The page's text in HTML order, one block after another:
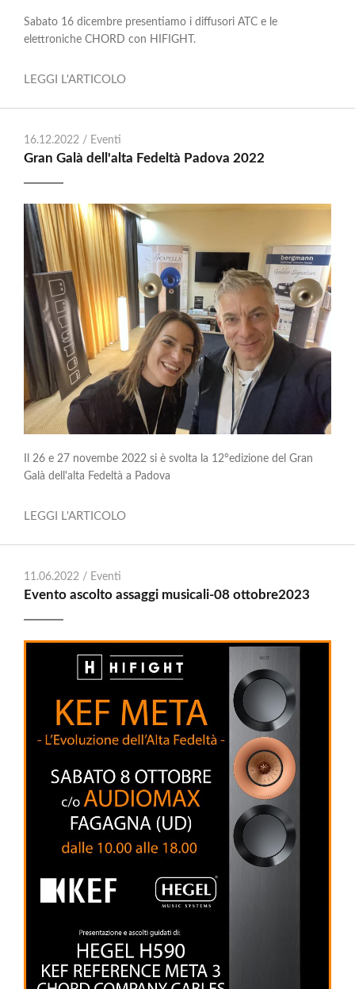
Sabato 16 dicembre presentiamo i diffusori ATC e le
elettroniche CHORD con HIFIGHT.
LEGGI L'ARTICOLO
16.12.2022 / Eventi
Gran Galà dell'alta Fedeltà Padova 2022
Il 26 e 27 novembe 2022 si è svolta la 12°edizione del Gran
Galà dell'alta Fedeltà a Padova
LEGGI L'ARTICOLO
11.06.2022 / Eventi
Evento ascolto assaggi musicali-08 ottobre2023